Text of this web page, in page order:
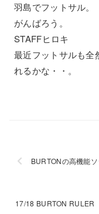
羽島でフットサル。
がんばろう。
STAFFヒロキ
最近フットサルも全
れるかな・・。
BURTONの高機能
17/18 BURTON RULER